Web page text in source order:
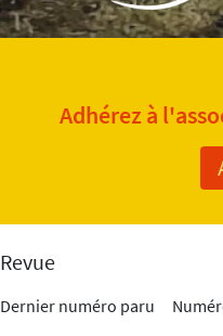
Adhérez à
Revue
Dernier numéro paru